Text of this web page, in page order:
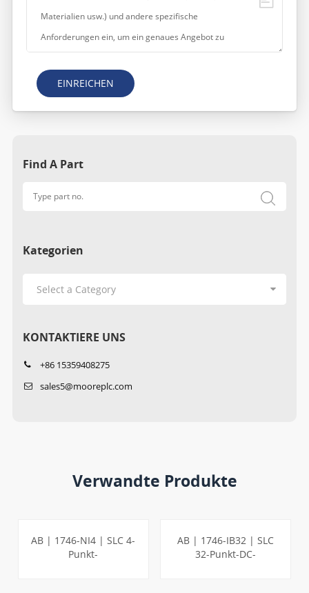
EINREICHEN
Find A Part
Kategorien
KONTAKTIERE UNS
+86 15359408275
sales5@mooreplc.com
Verwandte Produkte
AB | 1746-NI4 | SLC 4-
Punkt-
AB | 1746-IB32 | SLC
32-Punkt-DC-